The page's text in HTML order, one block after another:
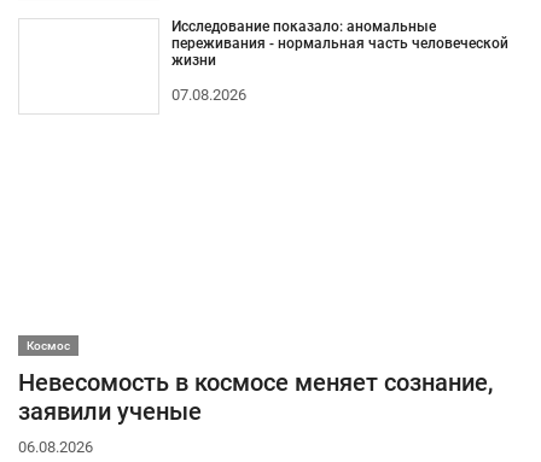
Исследование показало: аномальные
переживания - нормальная часть человеческой
жизни
07.08.2026
Космос
Невесомость в космосе меняет сознание,
заявили ученые
06.08.2026